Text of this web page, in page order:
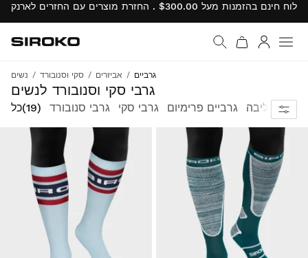
עבור לדף הבית
Siroko.com
נשים סקי וסנובורד אביזרים גרביים
גרבי סקי וסנובורד לנשים
כל(19) גרבי סנובורד גרבי סקי גרביים פרימיום גרביים ליבה